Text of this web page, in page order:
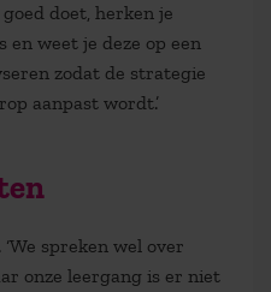
doet, herken je
en weet je deze op een
zodat de strategie
aanpast wordt.’
spreken wel over
onze leergang is er niet